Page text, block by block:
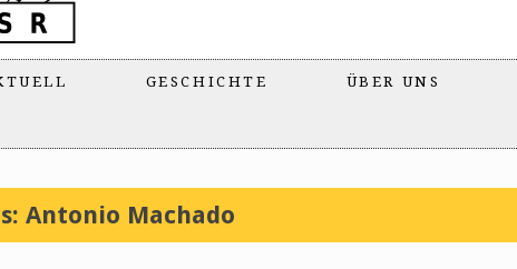
GESCHICHTE ÜBER UNS
Antonio Machado